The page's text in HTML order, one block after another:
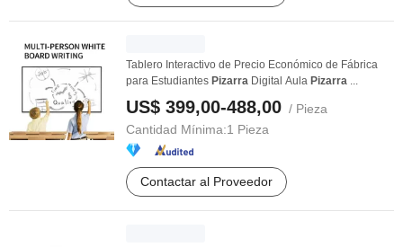
Tablero Interactivo de Precio Económico de Fábrica
para Estudiantes Pizarra Digital Aula Pizarra ...
US$ 399,00-488,00 / Pieza
Cantidad Mínima:1 Pieza
Contactar al Proveedor